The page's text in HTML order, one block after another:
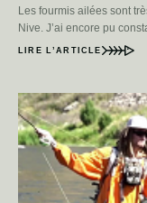
Les fourmis ailées sont
Nive. J’ai encore pu
LIRE L’ARTICLE